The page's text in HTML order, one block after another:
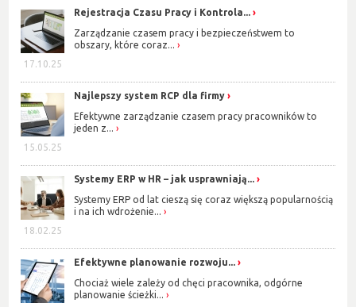
17.10.25
Rejestracja Czasu Pracy i Kontrola...
Zarządzanie czasem pracy i bezpieczeństwem to
obszary, które coraz...
15.05.25
Najlepszy system RCP dla firmy
Efektywne zarządzanie czasem pracy pracowników to
jeden z...
18.02.25
Systemy ERP w HR – jak usprawniają...
Systemy ERP od lat cieszą się coraz większą popularnością
i na ich wdrożenie...
Efektywne planowanie rozwoju...
Chociaż wiele zależy od chęci pracownika, odgórne
planowanie ścieżki...